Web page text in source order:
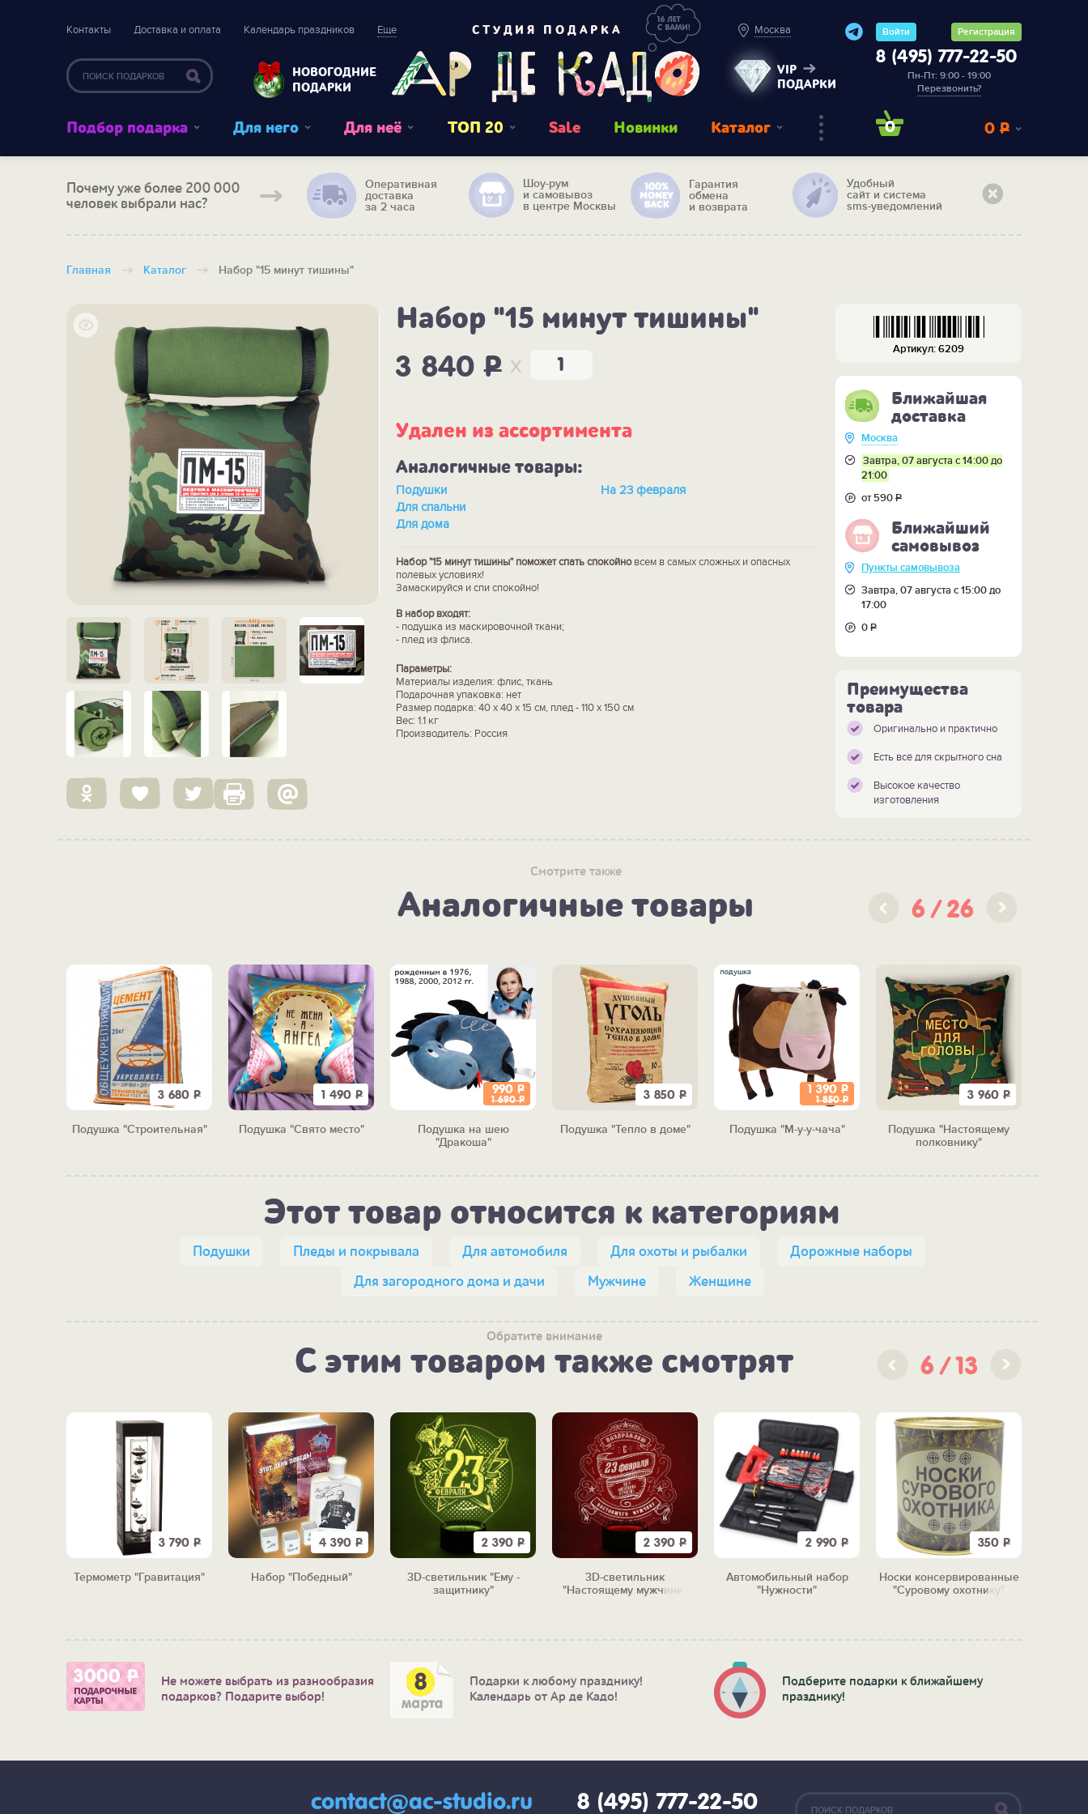
Контакты Доставка и оплата Календарь праздников Еще
НОВОГОДНИЕ
ПОДАРКИ
СТУДИЯ ПОДАРКА Москва
VIP
ПОДАРКИ
Войти Регистрация
8 (495) 777-22-50
Пн-Пт: 9:00 - 19:00
Перезвонить?
Подбор подарка Для него Для неё ТОП 20 Sale Новинки Каталог 0 0 Р
Почему уже более 200 000
человек выбрали нас?
Оперативная
доставка
за 2 часа
Шоу-рум
и самовывоз
в центре Москвы
Гарантия
обмена
и возврата
Удобный
сайт и система
sms-уведомлений
Главная Каталог Набор "15 минут тишины"
Набор "15 минут тишины"
3 840P x
Удален из ассортимента
Аналогичные товары:
Подушки
Для спальни
Для дома
На 23 февраля
Набор "15 минут тишины" поможет спать спокойновсем в самых сложных и опасных
полевых условиях!
Замаскируйся и спи спокойно!
В набор входят:
- подушка из маскировочной ткани;
- плед из флиса.
Параметры:
Материалы изделия: флис, ткань
Подарочная упаковка: нет
Размер подарка: 40 x 40 x 15 см, плед - 110 х 150 см
Вес: 1.1 кг
Производитель: Россия
Артикул: 6209
Ближайшая
доставка
Москва
Завтра, 07 августа с 14:00 до
21:00
от 590Р
Ближайший
самовывоз
Пункты самовывоза
Завтра, 07 августа с 15:00 до
17:00
0Р
Преимущества
товара
Оригинально и практично
Есть всё для скрытного сна
Высокое качество
изготовления
Смотрите также
Аналогичные товары 6 26
3 680 Р
Подушка "Строительная"
1 490 Р
Подушка "Свято место"
990 Р
1 690Р
Подушка на шею
"Дракоша"
3 850 Р
Подушка "Тепло в доме"
1 390 Р
1 850Р
Подушка "М-у-у-чача"
3 960 Р
Подушка "Настоящему
полковнику"
Этот товар относится к категориям
Подушки Пледы и покрывала Для автомобиля Для охоты и рыбалки
Дорожные наборы
Для загородного дома и дачи
Мужчине Женщине
Обратите внимание
С этим товаром также смотрят 6 13
3 790 Р
Термометр "Гравитация"
4 390 Р
Набор "Победный"
2 390 Р
3D-светильник "Ему -
защитнику"
2 390 Р
3D-светильник
"Настоящему мужчине"
2 990 Р
Автомобильный набор
"Нужности"
350 Р
Носки консервированные
"Суровому охотнику"
Не можете выбрать из разнообразия
подарков? Подарите выбор!
Подарки к любому празднику!
Календарь от Ар де Кадо!
Подберите подарки к ближайшему
празднику!
contact@ac-studio.ru 8 (495) 777-22-50